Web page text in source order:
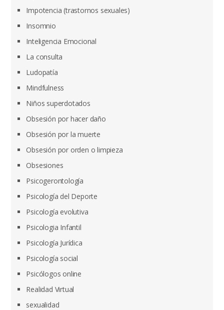
Impotencia (trastornos sexuales)
Insomnio
Inteligencia Emocional
La consulta
Ludopatía
Mindfulness
Niños superdotados
Obsesión por hacer daño
Obsesión por la muerte
Obsesión por orden o limpieza
Obsesiones
Psicogerontología
Psicología del Deporte
Psicología evolutiva
Psicologia Infantil
Psicología Jurídica
Psicología social
Psicólogos online
Realidad Virtual
sexualidad